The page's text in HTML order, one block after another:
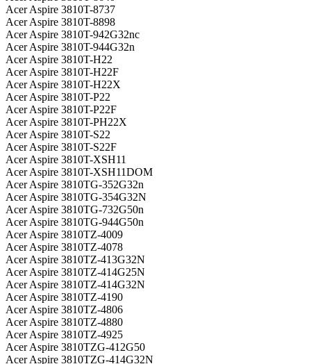
Acer Aspire 3810T-8737
Acer Aspire 3810T-8898
Acer Aspire 3810T-942G32nc
Acer Aspire 3810T-944G32n
Acer Aspire 3810T-H22
Acer Aspire 3810T-H22F
Acer Aspire 3810T-H22X
Acer Aspire 3810T-P22
Acer Aspire 3810T-P22F
Acer Aspire 3810T-PH22X
Acer Aspire 3810T-S22
Acer Aspire 3810T-S22F
Acer Aspire 3810T-XSH11
Acer Aspire 3810T-XSH11DOM
Acer Aspire 3810TG-352G32n
Acer Aspire 3810TG-354G32N
Acer Aspire 3810TG-732G50n
Acer Aspire 3810TG-944G50n
Acer Aspire 3810TZ-4009
Acer Aspire 3810TZ-4078
Acer Aspire 3810TZ-413G32N
Acer Aspire 3810TZ-414G25N
Acer Aspire 3810TZ-414G32N
Acer Aspire 3810TZ-4190
Acer Aspire 3810TZ-4806
Acer Aspire 3810TZ-4880
Acer Aspire 3810TZ-4925
Acer Aspire 3810TZG-412G50
Acer Aspire 3810TZG-414G32N